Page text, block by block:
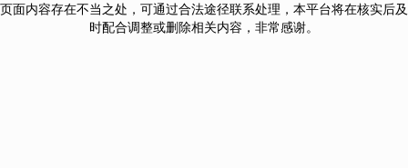
页面内容存在不当之处，可通过合法途径联系处理，本平台将在核实后及
时配合调整或删除相关内容，非常感谢。